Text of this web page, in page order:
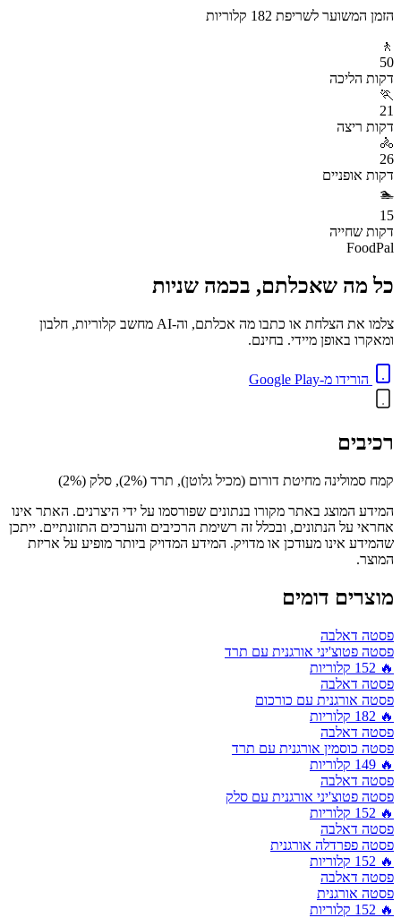
הזמן המשוער לשריפת 182 קלוריות
🚶
50
דקות הליכה
🏃
21
דקות ריצה
🚴
26
דקות אופניים
🏊
15
דקות שחייה
FoodPal
כל מה שאכלתם, בכמה שניות
צלמו את הצלחת או כתבו מה אכלתם, וה-AI מחשב קלוריות, חלבון
ומאקרו באופן מיידי. בחינם.
הורידו מ-Google Play
רכיבים
קמח סמולינה מחיטת דורום (מכיל גלוטן), תרד (2%), סלק (2%)
המידע המוצג באתר מקורו בנתונים שפורסמו על ידי היצרנים. האתר אינו
אחראי על הנתונים, ובכלל זה רשימת הרכיבים והערכים התזונתיים. ייתכן
שהמידע אינו מעודכן או מדויק. המידע המדויק ביותר מופיע על אריזת
המוצר.
מוצרים דומים
פסטה דאלבה
פסטה פטוצ'יני אורגנית עם תרד
🔥
152 קלוריות
פסטה דאלבה
פסטה אורגנית עם כורכום
🔥
182 קלוריות
פסטה דאלבה
פסטה כוסמין אורגנית עם תרד
🔥
149 קלוריות
פסטה דאלבה
פסטה פטוצ'יני אורגנית עם סלק
🔥
152 קלוריות
פסטה דאלבה
פסטה פפרדלה אורגנית
🔥
152 קלוריות
פסטה דאלבה
פסטה אורגנית
🔥
152 קלוריות